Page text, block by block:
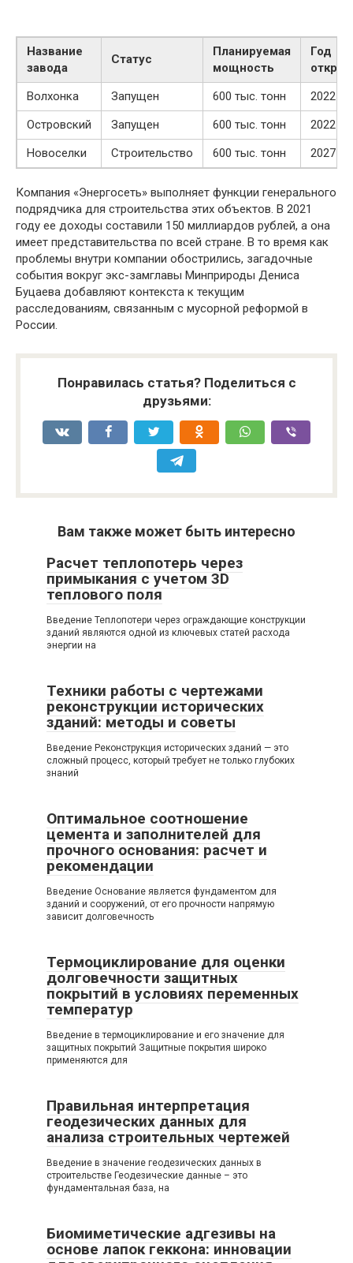
Название
завода
Статус
Планируемая
мощность
Год
Волхонка
Запущен 600 тыс. тонн
2022
Островский
Запущен 600 тыс. тонн
2022
Новоселки
Строительство 600 тыс. тонн 2027
Компания «Энергосеть» выполняет функции генерального
подрядчика для строительства этих объектов. В 2021
году ее доходы составили 150 миллиардов рублей, а она
имеет представительства по всей стране. В то время как
проблемы внутри компании обострились, загадочные
события вокруг экс-замглавы Минприроды Дениса
Буцаева добавляют контекста к текущим
расследованиям, связанным с мусорной реформой в
России.
Понравилась статья? Поделиться с
друзьями:
Вам также может быть интересно
Расчет теплопотерь через
примыкания с учетом 3D
теплового поля
Введение Теплопотери через ограждающие конструкции
зданий являются одной из ключевых статей расхода
энергии на
Техники работы с чертежами
реконструкции исторических
зданий: методы и советы
Введение Реконструкция исторических зданий — это
сложный процесс, который требует не только глубоких
знаний
Оптимальное соотношение
цемента и заполнителей для
прочного основания: расчет и
рекомендации
Введение Основание является фундаментом для
зданий и сооружений, от его прочности напрямую
зависит долговечность
Термоциклирование для оценки
долговечности защитных
покрытий в условиях переменных
температур
Введение в термоциклирование и его значение для
защитных покрытий Защитные покрытия широко
применяются для
Правильная интерпретация
геодезических данных для
анализа строительных чертежей
Введение в значение геодезических данных в
строительстве Геодезические данные – это
фундаментальная база, на
Биомиметические адгезивы на
основе лапок геккона: инновации